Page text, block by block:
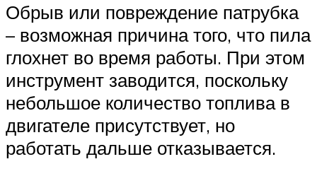
Обрыв или повреждение патрубка
– возможная причина того, что пила
глохнет во время работы. При этом
инструмент заводится, поскольку
небольшое количество топлива в
двигателе присутствует, но
работать дальше отказывается.